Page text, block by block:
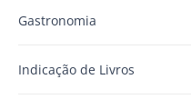
Gastronomia
Indicação de Livros